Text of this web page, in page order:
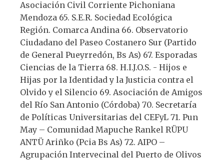
Asociación Civil Corriente Pichoniana
Mendoza 65. S.E.R. Sociedad Ecológica
Región. Comarca Andina 66. Observatorio
Ciudadano del Paseo Costanero Sur (Partido
de General Pueyrredón, Bs As) 67. Esporadas
Ciencias de la Tierra 68. H.I.J.O.S. - Hijos e
Hijas por la Identidad y la Justicia contra el
Olvido y el Silencio 69. Asociación de Amigos
del Río San Antonio (Córdoba) 70. Secretaría
de Políticas Universitarias del CEFyL 71. Pun
May – Comunidad Mapuche Rankel RÜPU
ANTÜ Ariñko (Pcia Bs As) 72. AIPO –
Agrupación Intervecinal del Puerto de Olivos